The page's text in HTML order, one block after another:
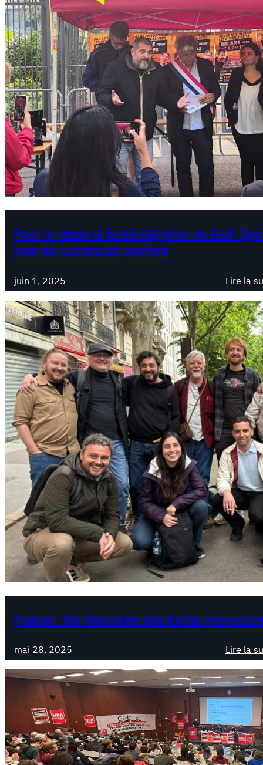
Pour la relaxe et la réintégration de Gaël
tous les camarades postiers
juin 1, 2025
Lire la
France : IIIe Rencontre des forces
mai 28, 2025
Lire la